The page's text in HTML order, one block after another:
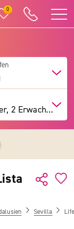
0
1 Zimmer, 2 Erwachsene
Sevilla